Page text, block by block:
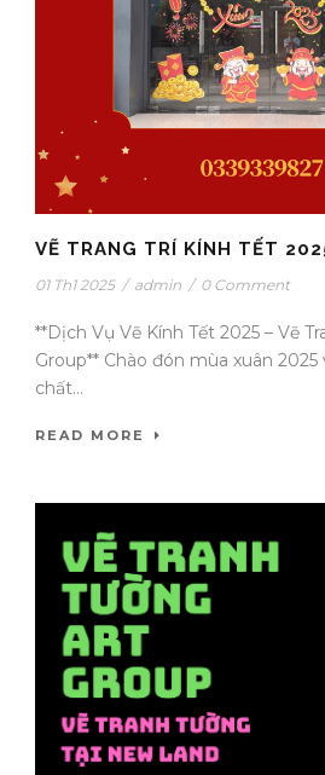
VẼ TRANG TRÍ KÍNH TẾT
01 Th1 2025 / admin / 0 Comment
**Dịch Vụ Vẽ Kính Tết 2025 – Vẽ
Group** Chào đón mùa xuân
chất...
READ MORE